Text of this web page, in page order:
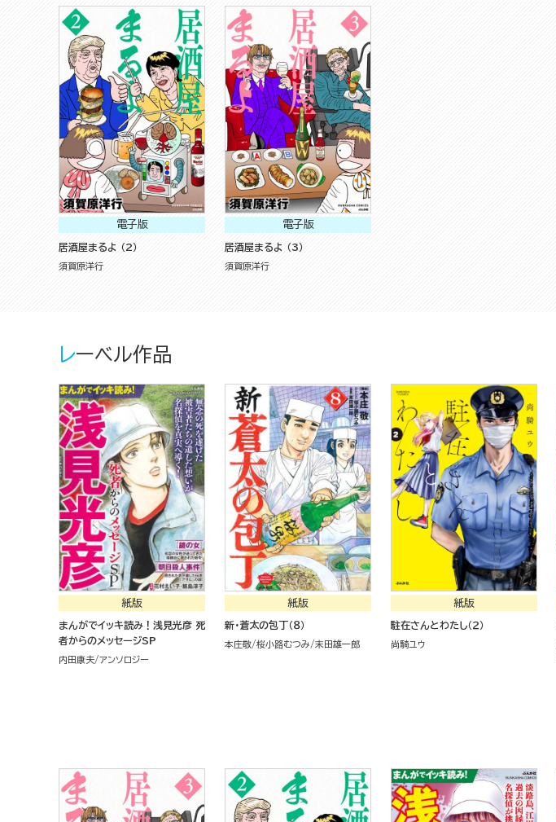
電子版
居酒屋まるよ （2）
須賀原洋行
電子版
居酒屋まるよ （3）
須賀原洋行
レーベル作品
紙版
まんがでイッキ読み！浅見光彦 死
者からのメッセージSP
内田康夫 アンソロジー
紙版
新・蒼太の包丁（８）
本庄敬 桜小路むつみ 末田雄一郎
紙版
駐在さんとわたし（２）
尚騎ユウ